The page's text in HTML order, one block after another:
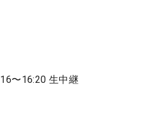
〜16:20 生中継